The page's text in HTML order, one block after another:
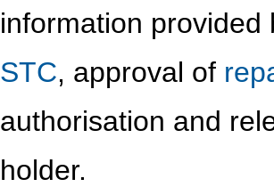
information
STC, approval of
authorisation and
holder.